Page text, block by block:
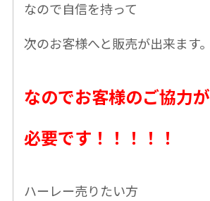
なので自信を持って
次のお客様へと販売が出来ます。
なのでお客様のご協力が
必要です！！！！！
ハーレー売りたい方